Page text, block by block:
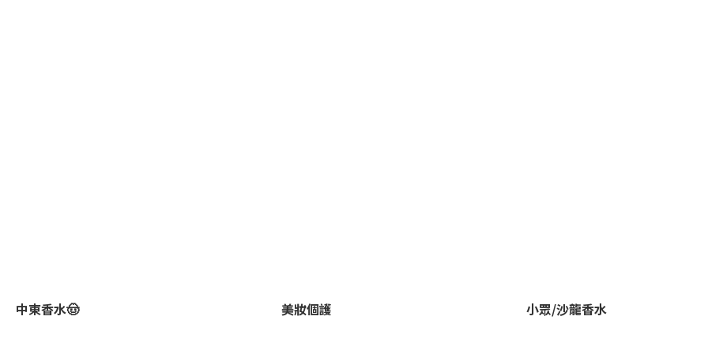
中東香水🤠 美妝個護 小眾/沙龍香水